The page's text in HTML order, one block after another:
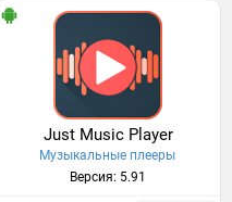
Just Music Player
Музыкальные плееры
Версия: 5.91